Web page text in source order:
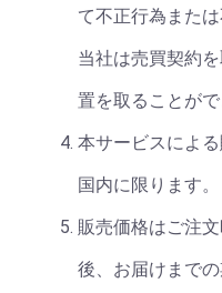
て不正行為また
当社は売買契約
置を取ることがで
本サービスによ
国内に限ります。
販売価格はご注
後、お届けまで